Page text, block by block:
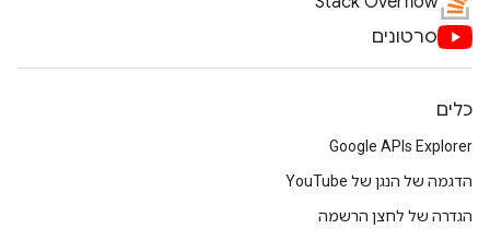
סרטונים
כלים
Google APIs Explorer
הדגמה של הנגן של YouTube
הגדרה של לחצן הרשמה